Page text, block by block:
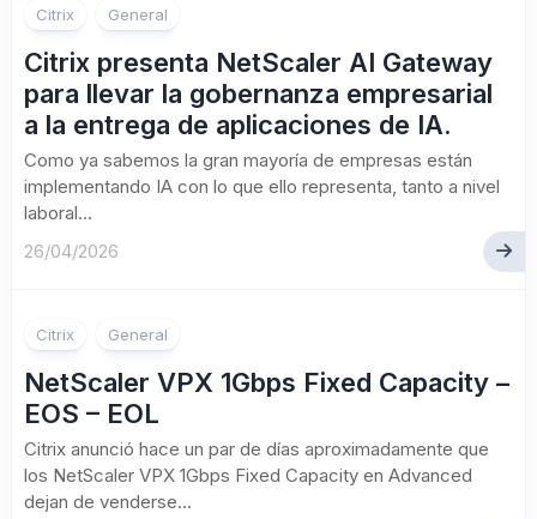
Citrix General
Citrix presenta NetScaler AI Gateway
para llevar la gobernanza empresarial
a la entrega de aplicaciones de IA.
Como ya sabemos la gran mayoría de empresas están
implementando IA con lo que ello representa, tanto a nivel
laboral...
26/04/2026
Citrix General
NetScaler VPX 1Gbps Fixed Capacity –
EOS – EOL
Citrix anunció hace un par de días aproximadamente que
los NetScaler VPX 1Gbps Fixed Capacity en Advanced
dejan de venderse...